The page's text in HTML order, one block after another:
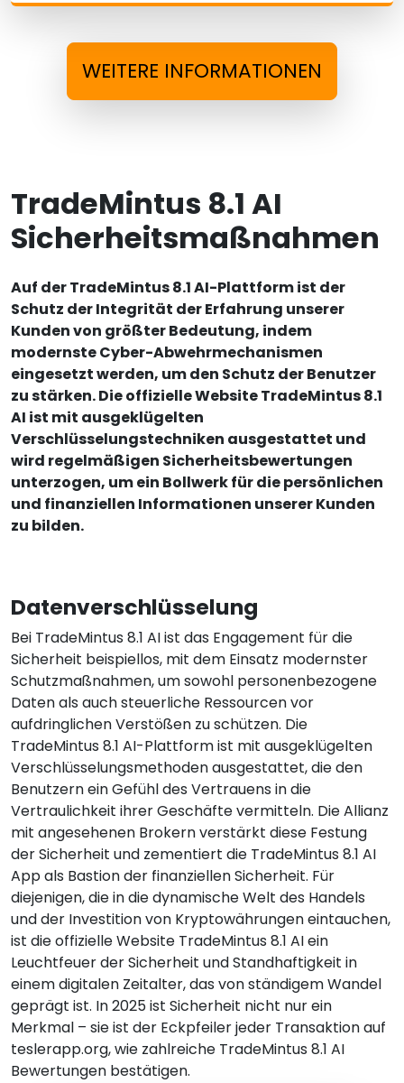
WEITERE INFORMATIONEN
TradeMintus 8.1 AI
Sicherheitsmaßnahmen
Auf der TradeMintus 8.1 AI-Plattform ist der
Schutz der Integrität der Erfahrung unserer
Kunden von größter Bedeutung, indem
modernste Cyber-Abwehrmechanismen
eingesetzt werden, um den Schutz der Benutzer
zu stärken. Die offizielle Website TradeMintus 8.1
AI ist mit ausgeklügelten
Verschlüsselungstechniken ausgestattet und
wird regelmäßigen Sicherheitsbewertungen
unterzogen, um ein Bollwerk für die persönlichen
und finanziellen Informationen unserer Kunden
zu bilden.
Datenverschlüsselung
Bei TradeMintus 8.1 AI ist das Engagement für die
Sicherheit beispiellos, mit dem Einsatz modernster
Schutzmaßnahmen, um sowohl personenbezogene
Daten als auch steuerliche Ressourcen vor
aufdringlichen Verstößen zu schützen. Die
TradeMintus 8.1 AI-Plattform ist mit ausgeklügelten
Verschlüsselungsmethoden ausgestattet, die den
Benutzern ein Gefühl des Vertrauens in die
Vertraulichkeit ihrer Geschäfte vermitteln. Die Allianz
mit angesehenen Brokern verstärkt diese Festung
der Sicherheit und zementiert die TradeMintus 8.1 AI
App als Bastion der finanziellen Sicherheit. Für
diejenigen, die in die dynamische Welt des Handels
und der Investition von Kryptowährungen eintauchen,
ist die offizielle Website TradeMintus 8.1 AI ein
Leuchtfeuer der Sicherheit und Standhaftigkeit in
einem digitalen Zeitalter, das von ständigem Wandel
geprägt ist. In 2025 ist Sicherheit nicht nur ein
Merkmal – sie ist der Eckpfeiler jeder Transaktion auf
teslerapp.org, wie zahlreiche TradeMintus 8.1 AI
Bewertungen bestätigen.